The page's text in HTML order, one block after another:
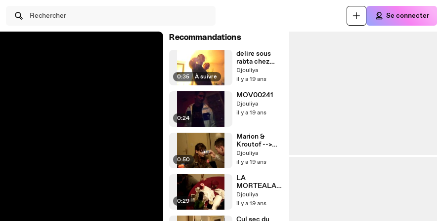
Rechercher Se connecter
Recommandations
0:35 | À suivre
delire sous
rabta chez
anastaz
Djouliya
il y a 19 ans
0:24
MOV00241
Djouliya
il y a 19 ans
0:50
Marion &
Kroutof -->
Eclatass /
cerceuil
Djouliya
il y a 19 ans
0:29
LA
MORTEALA
VODKA
DWORAKOFF
Djouliya
il y a 19 ans